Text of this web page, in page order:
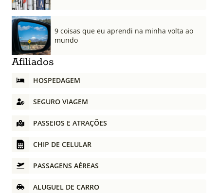
9 coisas que eu aprendi na minha volta ao
mundo
Afiliados
HOSPEDAGEM
SEGURO VIAGEM
PASSEIOS E ATRAÇÕES
CHIP DE CELULAR
PASSAGENS AÉREAS
ALUGUEL DE CARRO